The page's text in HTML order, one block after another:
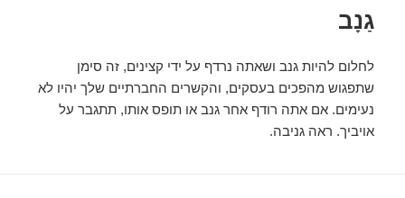
גַנָב
לחלום להיות גנב ושאתה נרדף על ידי קצינים, זה סימן
שתפגוש מהפכים בעסקים, והקשרים החברתיים שלך יהיו לא
נעימים. אם אתה רודף אחר גנב או תופס אותו, תתגבר על
אויביך. ראה גניבה.